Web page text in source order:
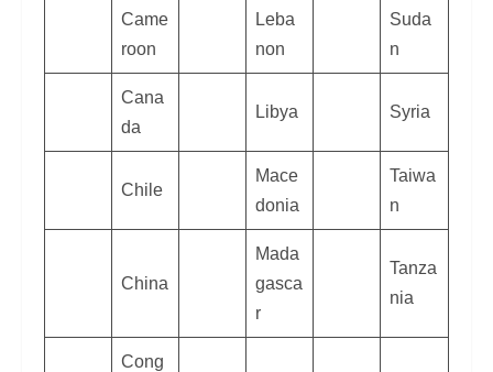
Came
roon
Leba
non
Suda
n
Cana
da
Libya Syria
Chile
Mace
donia
Taiwa
n
China
Mada
gasca
r
Tanza
nia
Cong